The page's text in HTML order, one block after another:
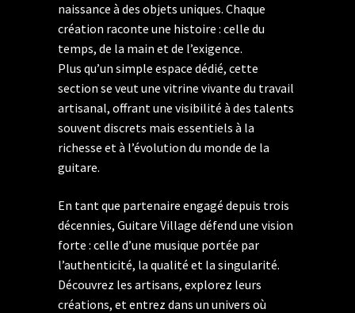
naissance à des objets uniques. Chaque
création raconte une histoire : celle du
temps, de la main et de l’exigence.
Plus qu’un simple espace dédié, cette
section se veut une vitrine vivante du travail
artisanal, offrant une visibilité à des talents
souvent discrets mais essentiels à la
richesse et à l’évolution du monde de la
guitare.
En tant que partenaire engagé depuis trois
décennies, Guitare Village défend une vision
forte : celle d’une musique portée par
l’authenticité, la qualité et la singularité.
Découvrez les artisans, explorez leurs
créations, et entrez dans un univers où